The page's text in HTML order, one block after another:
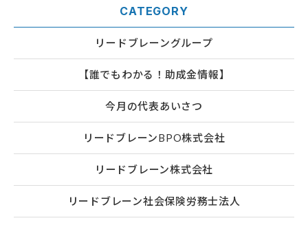
CATEGORY
リードブレーングループ
【誰でもわかる！助成金情報】
今月の代表あいさつ
リードブレーンBPO株式会社
リードブレーン株式会社
リードブレーン社会保険労務士法人